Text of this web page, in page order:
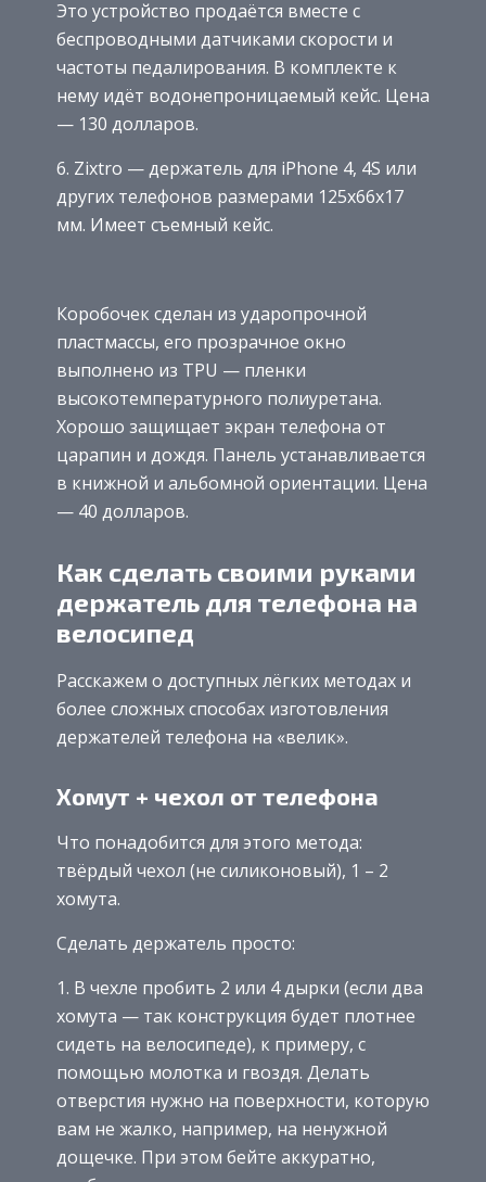
Это устройство продаётся вместе с
беспроводными датчиками скорости и
частоты педалирования. В комплекте к
нему идёт водонепроницаемый кейс. Цена
— 130 долларов.
6. Zixtro — держатель для iPhone 4, 4S или
других телефонов размерами 125х66х17
мм. Имеет съемный кейс.
Коробочек сделан из ударопрочной
пластмассы, его прозрачное окно
выполнено из TPU — пленки
высокотемпературного полиуретана.
Хорошо защищает экран телефона от
царапин и дождя. Панель устанавливается
в книжной и альбомной ориентации. Цена
— 40 долларов.
Как сделать своими руками
держатель для телефона на
велосипед
Расскажем о доступных лёгких методах и
более сложных способах изготовления
держателей телефона на «велик».
Хомут + чехол от телефона
Что понадобится для этого метода:
твёрдый чехол (не силиконовый), 1 – 2
хомута.
Сделать держатель просто:
В чехле пробить 2 или 4 дырки (если два
хомута — так конструкция будет плотнее
сидеть на велосипеде), к примеру, с
помощью молотка и гвоздя. Делать
отверстия нужно на поверхности, которую
вам не жалко, например, на ненужной
дощечке. При этом бейте аккуратно,